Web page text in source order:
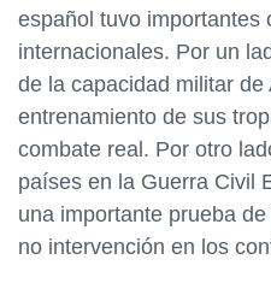
español tuvo importantes
internacionales. Por un
de la capacidad militar
entrenamiento de sus
combate real. Por otro
países en la Guerra Civil
una importante prueba
no intervención en los